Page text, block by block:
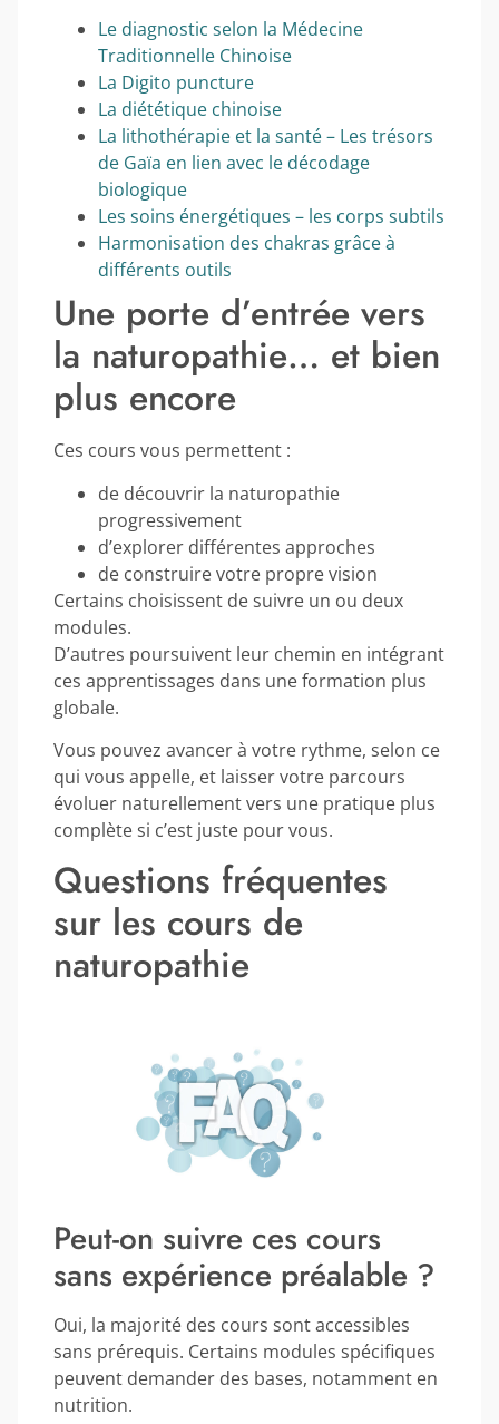
Le diagnostic selon la Médecine
Traditionnelle Chinoise
La Digito puncture
La diététique chinoise
La lithothérapie et la santé – Les trésors
de Gaïa en lien avec le décodage
biologique
Les soins énergétiques – les corps subtils
Harmonisation des chakras grâce à
différents outils
Une porte d’entrée vers
la naturopathie… et bien
plus encore
Ces cours vous permettent :
de découvrir la naturopathie
progressivement
d’explorer différentes approches
de construire votre propre vision
Certains choisissent de suivre un ou deux
modules.
D’autres poursuivent leur chemin en intégrant
ces apprentissages dans une formation plus
globale.
Vous pouvez avancer à votre rythme, selon ce
qui vous appelle, et laisser votre parcours
évoluer naturellement vers une pratique plus
complète si c’est juste pour vous.
Questions fréquentes
sur les cours de
naturopathie
Peut-on suivre ces cours
sans expérience préalable ?
Oui, la majorité des cours sont accessibles
sans prérequis. Certains modules spécifiques
peuvent demander des bases, notamment en
nutrition.